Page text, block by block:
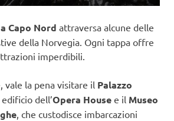
Capo Nord attraversa alcune delle
della Norvegia. Ogni tappa offre
imperdibili.
vale la pena visitare il Palazzo
edificio dell’Opera House e il Museo
, che custodisce imbarcazioni